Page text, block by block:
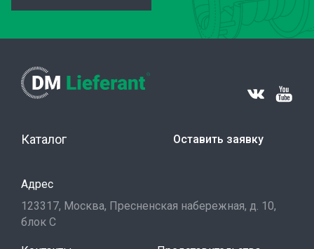
Каталог Оставить заявку
Адрес
123317, Москва, Пресненская набережная, д. 10,
блок С